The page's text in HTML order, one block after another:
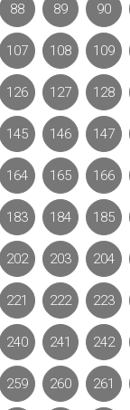
88 89 90
107 108 109
126 127 128
145 146 147
164 165 166
183 184 185
202 203 204
221 222 223
240 241 242
259 260 261